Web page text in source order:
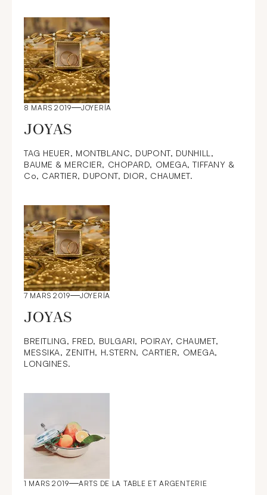
8 MARS 2019 JOYERÍA
JOYAS
TAG HEUER, MONTBLANC, DUPONT, DUNHILL,
BAUME & MERCIER, CHOPARD, OMEGA, TIFFANY &
Co, CARTIER, DUPONT, DIOR, CHAUMET.
7 MARS 2019 JOYERÍA
JOYAS
BREITLING, FRED, BULGARI, POIRAY, CHAUMET,
MESSIKA, ZENITH, H.STERN, CARTIER, OMEGA,
LONGINES.
1 MARS 2019 ARTS DE LA TABLE ET ARGENTERIE